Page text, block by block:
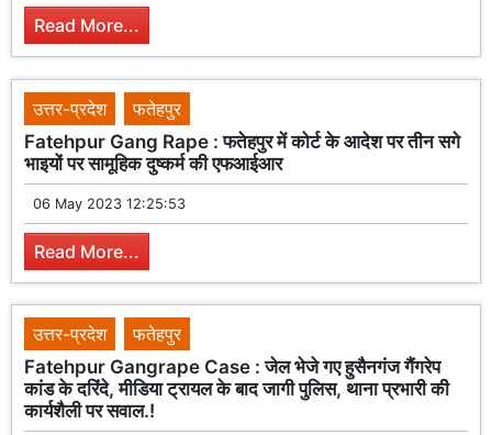
Read More...
उत्तर-प्रदेश
फतेहपुर
Fatehpur Gang Rape : फतेहपुर में कोर्ट के आदेश पर तीन सगे
भाइयों पर सामूहिक दुष्कर्म की एफआईआर
06 May 2023 12:25:53
Read More...
उत्तर-प्रदेश
फतेहपुर
Fatehpur Gangrape Case : जेल भेजे गए हुसैनगंज गैंगरेप
कांड के दरिंदे, मीडिया ट्रायल के बाद जागी पुलिस, थाना प्रभारी की
कार्यशैली पर सवाल.!